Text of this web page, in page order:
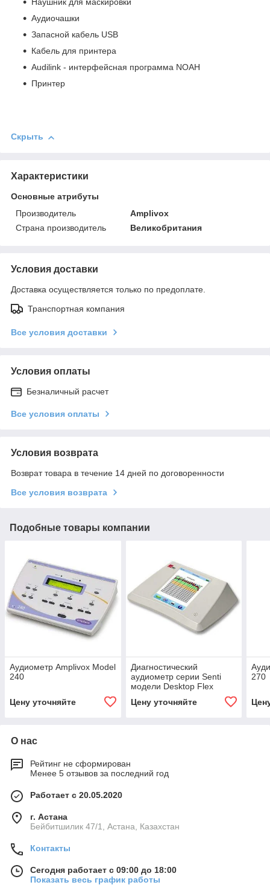
Наушник для маскировки
Аудиочашки
Запасной кабель USB
Кабель для принтера
Audilink - интерфейсная программа NOAH
Принтер
Скрыть
Характеристики
Основные атрибуты
Производитель
Amplivox
Страна производитель
Великобритания
Условия доставки
Доставка осуществляется только по предоплате.
Транспортная компания
Все условия доставки
Условия оплаты
Безналичный расчет
Все условия оплаты
Условия возврата
Возврат товара в течение 14 дней по договоренности
Все условия возврата
Подобные товары компании
Аудиометр Amplivox Model
240
Цену уточняйте
Диагностический
аудиометр серии Senti
модели Desktop Flex
Цену уточняйте
270
О нас
Рейтинг не сформирован
Менее 5 отзывов за последний год
Работает с 20.05.2020
г. Астана
Бейбитшилик 47/1, Астана, Казахстан
Контакты
Сегодня работает с 09:00 до 18:00
Показать весь график работы